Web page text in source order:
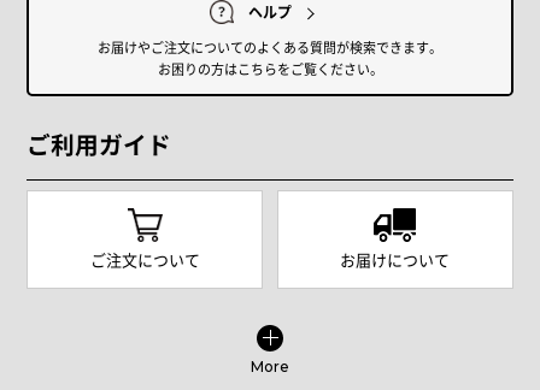
ヘルプ
お届けやご注文についてのよくある質問が検索できます。
お困りの方はこちらをご覧ください。
ご利用ガイド
ご注文について お届けについて
More